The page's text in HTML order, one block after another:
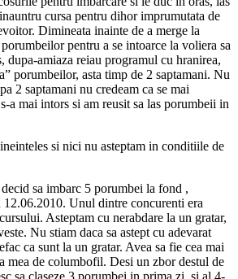
cursa pentru dihor imprumutata de
Dimineata inainte de a merge la
pentru a se intoarce la voliera sa
dupa-amiaza reiau programul cu hranirea,
porumbeilor, asta timp de 2 saptamani. Nu
2 saptamani nu credeam ca se mai
a mai intors si am reusit sa las porumbeii in
si nici nu asteptam in conditiile de
sa imbarc 5 porumbei la fond ,
Unul dintre concurenti era
Asteptam cu nerabdare la un gratar,
Nu stiam daca sa astept cu adevarat
ca sunt la un gratar. Avea sa fie cea mai
mea de columbofil. Desi un zbor destul de
sa claseze 3 porumbei in prima zi, si al 4-